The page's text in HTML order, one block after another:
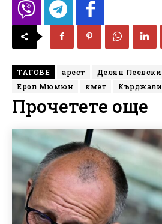
ТАГОВЕ арест Делян Пеевски
Ерол Мюмюн
кмет Кърджали
Прочетете още